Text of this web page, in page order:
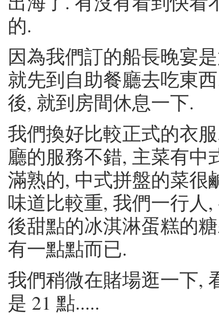
的.
因為我們訂的船長晚宴
就先到自助餐廳去吃東
後, 就到房間休息一下.
我們換好比較正式的衣
廳的服務不錯, 主菜有中
滿熟的, 中式拼盤的菜很
味道比較重, 我們一行人
後甜點的冰淇淋蛋糕的
有一點點而已.
我們稍微在賭場逛一下,
是 21 點.....